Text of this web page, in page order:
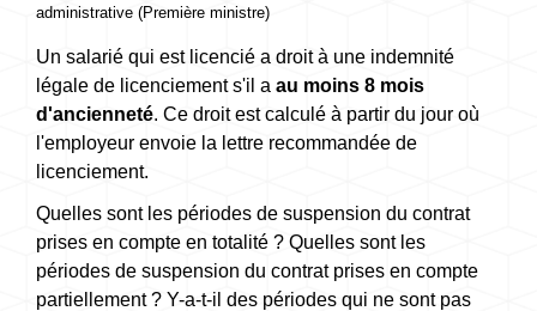
administrative (Première ministre)
Un salarié qui est licencié a droit à une indemnité
légale de licenciement s'il a au moins 8 mois
d'ancienneté. Ce droit est calculé à partir du jour où
l'employeur envoie la lettre recommandée de
licenciement.
Quelles sont les périodes de suspension du contrat
prises en compte en totalité ? Quelles sont les
périodes de suspension du contrat prises en compte
partiellement ? Y-a-t-il des périodes qui ne sont pas